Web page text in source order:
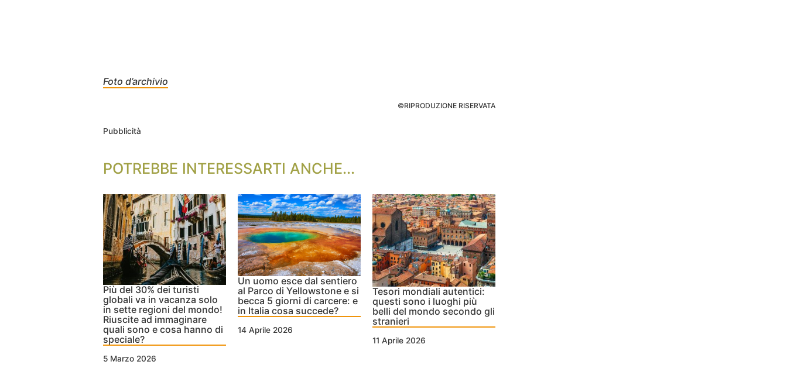
Foto d’archivio
©RIPRODUZIONE RISERVATA
Pubblicità
POTREBBE INTERESSARTI ANCHE...
Più del 30% dei turisti
globali va in vacanza solo
in sette regioni del mondo!
Riuscite ad immaginare
quali sono e cosa hanno di
speciale?
5 Marzo 2026
Un uomo esce dal sentiero
al Parco di Yellowstone e si
becca 5 giorni di carcere: e
in Italia cosa succede?
14 Aprile 2026
Tesori mondiali autentici:
questi sono i luoghi più
belli del mondo secondo gli
stranieri
11 Aprile 2026